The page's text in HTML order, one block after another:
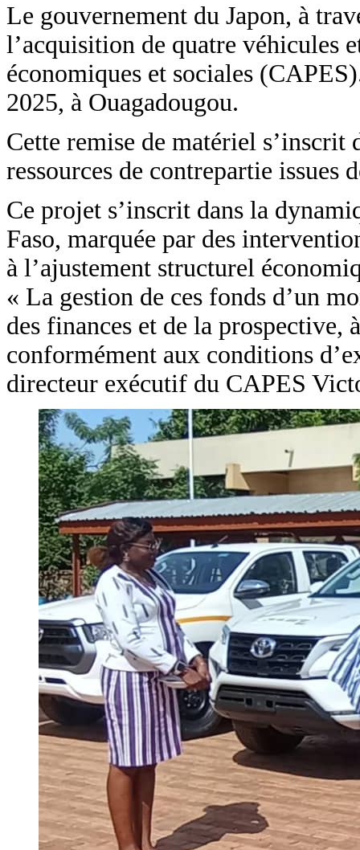
Le gouvernement du Japon, à
l’acquisition de quatre véhicules
économiques et sociales
2025, à Ouagadougou.
Cette remise de matériel
ressources de contrepartie issues
Ce projet s’inscrit dans la
Faso, marquée par des
à l’ajustement structurel
« La gestion de ces fonds d’un
des finances et de la
conformément aux conditions
directeur exécutif du CAPES